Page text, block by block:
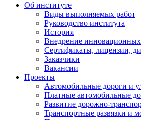
Об институте
Виды выполняемых работ
Руководство института
История
Внедрение
Сертификаты, лицензии,
Заказчики
Вакансии
Проекты
Автомобильные дороги и
Платные автомобильные
Развитие дорожно-
Транспортные развязки и